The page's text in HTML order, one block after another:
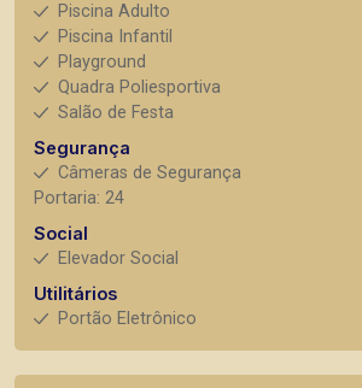
Piscina Adulto
Piscina Infantil
Playground
Quadra Poliesportiva
Salão de Festa
Segurança
Câmeras de Segurança
Portaria: 24
Social
Elevador Social
Utilitários
Portão Eletrônico